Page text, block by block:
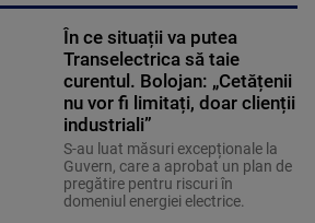
În ce situații va putea
Transelectrica să taie
curentul. Bolojan: „Cetățenii
nu vor fi limitați, doar clienții
industriali”
S-au luat măsuri excepționale la
Guvern, care a aprobat un plan de
pregătire pentru riscuri în
domeniul energiei electrice.